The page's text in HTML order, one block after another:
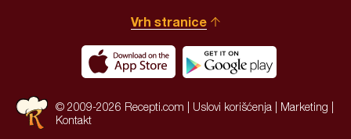
Vrh stranice
© 2009-2026 Recepti.com | Uslovi korišćenja Marketing
Kontakt